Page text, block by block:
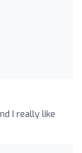
I really like